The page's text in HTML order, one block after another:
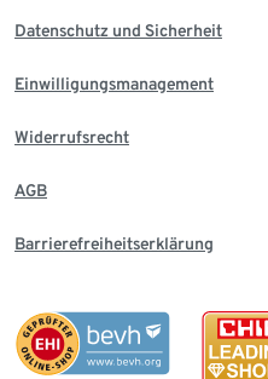
Datenschutz und Sicherheit
Einwilligungsmanagement
Widerrufsrecht
AGB
Barrierefreiheitserklärung